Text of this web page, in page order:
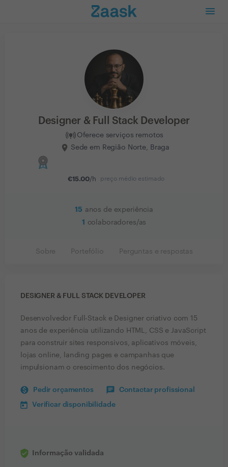
Designer & Full Stack Developer
Oferece serviços remotos
Sede em Região Norte, Braga
€15.00/h preço médio estimado
15 anos de experiência
1
colaboradores/as
Sobre Portefólio Perguntas e respostas
DESIGNER & FULL STACK DEVELOPER
Desenvolvedor Full-Stack e Designer criativo com 15
anos de experiência utilizando HTML, CSS e JavaScript
para construir sites responsivos, aplicativos móveis,
lojas online, landing pages e campanhas que
impulsionam o crescimento dos negócios.
Pedir orçamentos Contactar profissional
Verificar disponibilidade
Informação validada